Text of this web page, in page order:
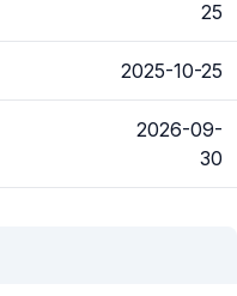
25
2025-10-25
2026-09-
30